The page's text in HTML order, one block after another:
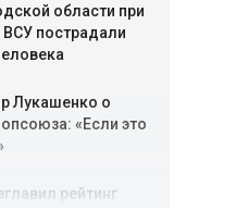
области при
ВСУ пострадали
Лукашенко о
«Если это
рейтинг